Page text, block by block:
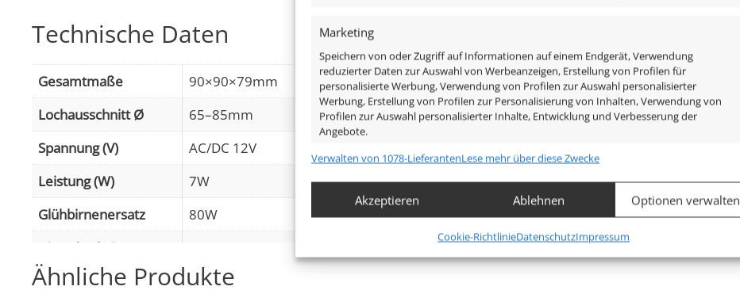
Marketing
Speichern von oder Zugriff auf Informationen auf einem Endgerät, Verwendung
reduzierter Daten zur Auswahl von Werbeanzeigen, Erstellung von Profilen für
personalisierte Werbung, Verwendung von Profilen zur Auswahl personalisierter
Werbung, Erstellung von Profilen zur Personalisierung von Inhalten, Verwendung von
Profilen zur Auswahl personalisierter Inhalte, Entwicklung und Verbesserung der
Angebote.
Abgleichung und Kombination von Daten aus unterschiedlichen Quellen,
Verknüpfung verschiedener Endgeräte, Identifikation von Endgeräten
Gewährleistung der Sicherheit, Verhinderung und Aufdeckung von
Verwalten von 1078-LieferantenLese mehr über diese Zwecke
Akzeptieren Ablehnen Optionen verwalten
Cookie-RichtlinieDatenschutzImpressum
Technische Daten
Gesamtmaße
90×90×79mm
Lochausschnitt Ø
65–85mm
Spannung (V)
AC/DC 12V
Leistung (W)
7W
Glühbirnenersatz
80W
Dimmbarkeit
Abstrahlwinkel
90° Milchglas
Mehr anzeigen
Ähnliche Produkte